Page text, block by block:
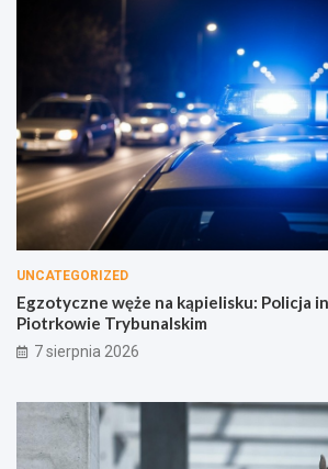
UNCATEGORIZED
Egzotyczne węże na kąpielisku: Policja
Piotrkowie Trybunalskim
7 sierpnia 2026